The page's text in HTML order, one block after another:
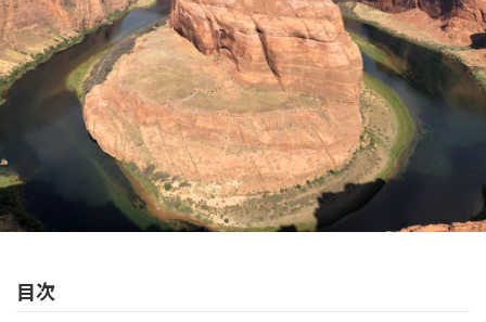
目次